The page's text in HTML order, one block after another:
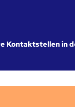
Kontaktstellen in